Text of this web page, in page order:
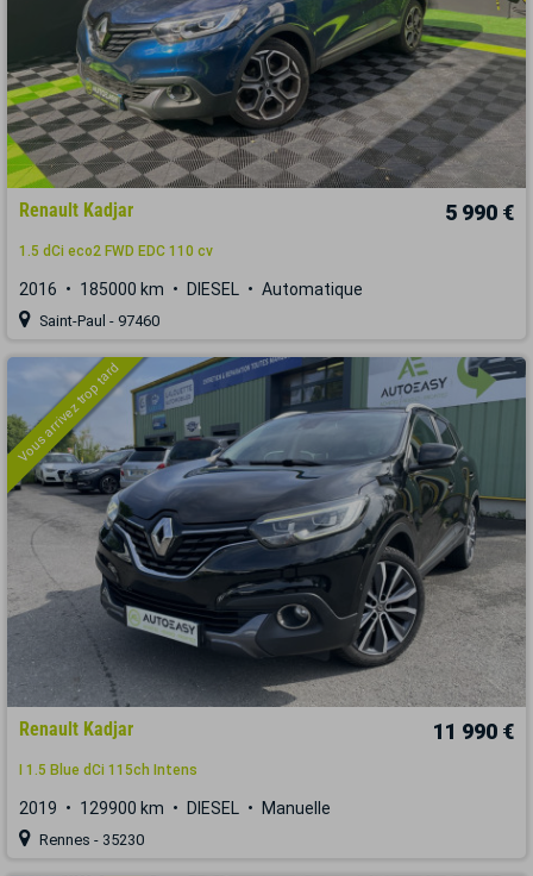
Renault Kadjar 5 990 €
1.5 dCi eco2 FWD EDC 110 cv
2016 185000 km DIESEL Automatique
Saint-Paul - 97460
Vous arrivez trop tard
Renault Kadjar 11 990 €
I 1.5 Blue dCi 115ch Intens
2019 129900 km DIESEL Manuelle
Rennes - 35230